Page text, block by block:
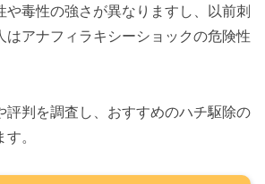
や毒性の強さが異なりますし、以前刺
はアナフィラキシーショックの危険性
評判を調査し、おすすめのハチ駆除の
。